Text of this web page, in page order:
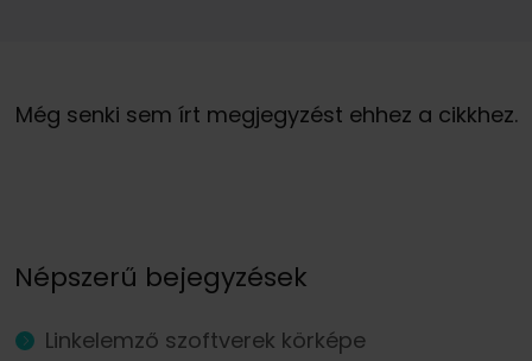
Még senki sem írt megjegyzést ehhez a cikkhez.
Népszerű bejegyzések
Linkelemző szoftverek körképe